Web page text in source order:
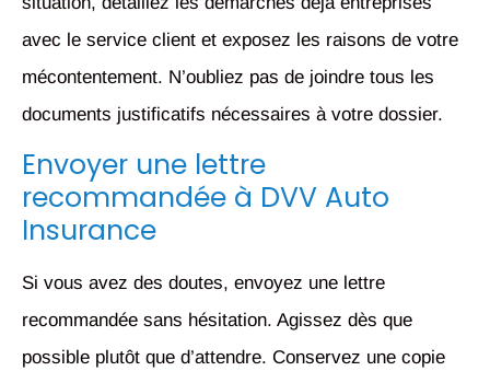
avec le service client et exposez les raisons de votre
mécontentement. N’oubliez pas de joindre tous les
documents justificatifs nécessaires à votre dossier.
Envoyer une lettre
recommandée à DVV Auto
Insurance
Si vous avez des doutes, envoyez une lettre
recommandée sans hésitation. Agissez dès que
possible plutôt que d’attendre. Conservez une copie